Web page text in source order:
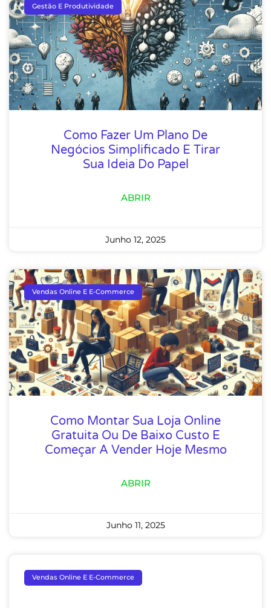
Gestão E Produtividade
Como Fazer Um Plano De
Negócios Simplificado E Tirar
Sua Ideia Do Papel
ABRIR
Junho 12, 2025
Vendas Online E E-Commerce
Como Montar Sua Loja Online
Gratuita Ou De Baixo Custo E
Começar A Vender Hoje Mesmo
ABRIR
Junho 11, 2025
Vendas Online E E-Commerce